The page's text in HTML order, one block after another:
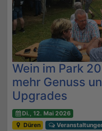
Wein im Park
mehr Genuss
Upgrades
Di., 12. Mai 2026
Düren